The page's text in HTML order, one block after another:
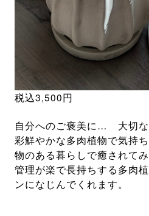
税込3,500円
自分へのご褒美に… 大切
彩鮮やかな多肉植物で気持
物のある暮らしで癒されて
管理が楽で長持ちする多肉
ンになじんでくれます。